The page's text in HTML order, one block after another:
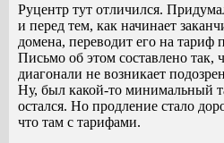
Руцентр тут отличился.
и перед тем, как начинает
домена, переводит его на тариф
Письмо об этом составлено так,
диагонали не возникает
Ну, был какой-то минимальный
остался. Но продление стало
что там с тарифами.